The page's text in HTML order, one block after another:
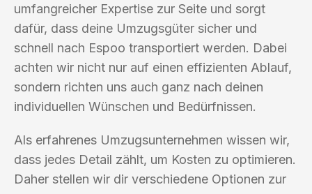
umfangreicher Expertise zur Seite und sorgt
dafür, dass deine Umzugsgüter sicher und
schnell nach Espoo transportiert werden. Dabei
achten wir nicht nur auf einen effizienten Ablauf,
sondern richten uns auch ganz nach deinen
individuellen Wünschen und Bedürfnissen.
Als erfahrenes Umzugsunternehmen wissen wir,
dass jedes Detail zählt, um Kosten zu optimieren.
Daher stellen wir dir verschiedene Optionen zur